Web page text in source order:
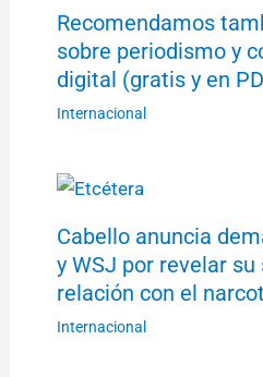
Recomendamos
sobre periodismo y
digital (gratis y en
Internacional
Cabello anuncia
y WSJ por revelar su
relación con el
Internacional